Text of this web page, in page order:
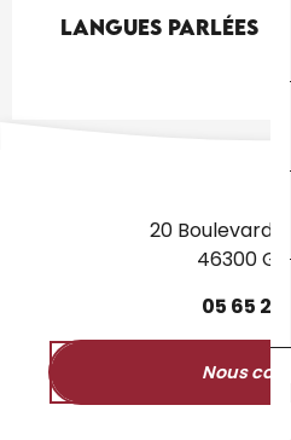
Langues parlées
Langues parlées
20 Boulevard
46300
05 65 27
Nous